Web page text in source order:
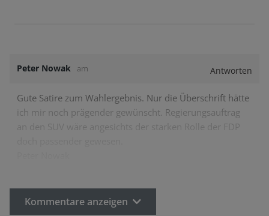
Peter Nowak am Antworten
Gute Satire zum Wahlergebnis. Nur die Überschrift hätte
ich mir noch prägender gewünscht. Regierungsauftrag
an den SUV wäre angesichts der starken Rolle der FDP
Kommentare anzeigen